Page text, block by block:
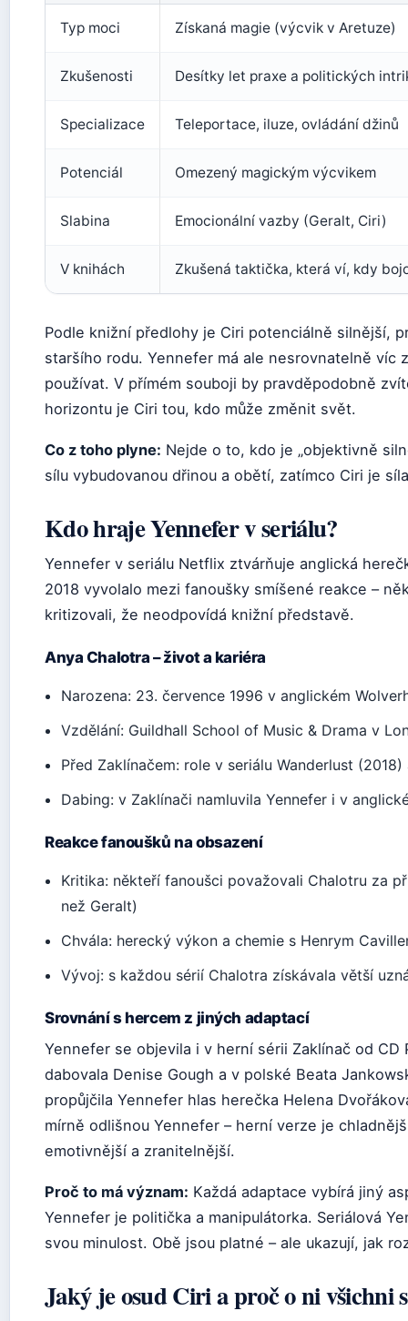
Typ moci Získaná magie (výcvik v Aretuze)
Zkušenosti Desítky let praxe a politických
Specializace Teleportace, iluze, ovládání džinů
Potenciál Omezený magickým výcvikem
Slabina Emocionální vazby (Geralt, Ciri)
V knihách Zkušená taktička, která ví, kdy
Podle knižní předlohy je Ciri potenciálně silnější,
staršího rodu. Yennefer má ale nesrovnatelně víc
používat. V přímém souboji by pravděpodobně
horizontu je Ciri tou, kdo může změnit svět.
Co z toho plyne: Nejde o to, kdo je „objektivně
sílu vybudovanou dřinou a obětí, zatímco Ciri je
Kdo hraje Yennefer v seriálu?
Yennefer v seriálu Netflix ztvárňuje anglická
2018 vyvolalo mezi fanoušky smíšené reakce –
kritizovali, že neodpovídá knižní představě.
Anya Chalotra – život a kariéra
Narozena: 23. července 1996 v anglickém
Vzdělání: Guildhall School of Music & Drama v
Před Zaklínačem: role v seriálu Wanderlust
Dabing: v Zaklínači namluvila Yennefer i v
Reakce fanoušků na obsazení
Kritika: někteří fanoušci považovali Chalotru za
než Geralt)
Chvála: herecký výkon a chemie s Henrym
Vývoj: s každou sérií Chalotra získávala větší
Srovnání s hercem z jiných adaptací
Yennefer se objevila i v herní sérii Zaklínač od
dabovala Denise Gough a v polské Beata
propůjčila Yennefer hlas herečka Helena
mírně odlišnou Yennefer – herní verze je
emotivnější a zranitelnější.
Proč to má význam: Každá adaptace vybírá jiný
Yennefer je politička a manipulátorka. Seriálová
svou minulost. Obě jsou platné – ale ukazují, jak
Jaký je osud Ciri a proč o ni všichni